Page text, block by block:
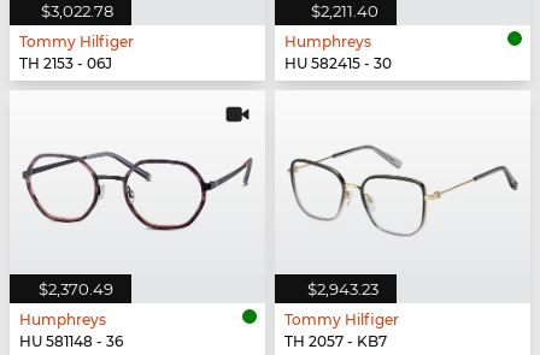
$3,022.78
Tommy Hilfiger
TH 2153 - 06J
$2,211.40
Humphreys
HU 582415 - 30
$2,370.49
Humphreys
HU 581148 - 36
$2,943.23
Tommy Hilfiger
TH 2057 - KB7